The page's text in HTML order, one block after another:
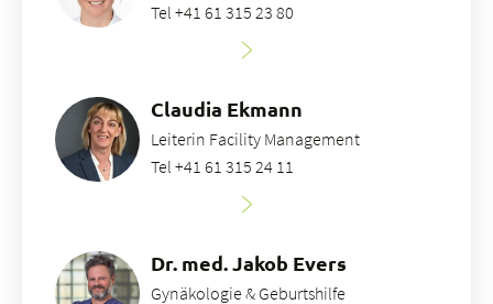
Tel +41 61 315 23 80
Claudia Ekmann
Leiterin Facility Management
Tel +41 61 315 24 11
Dr. med. Jakob Evers
Gynäkologie & Geburtshilfe